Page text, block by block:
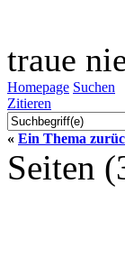
traue
Homepage Suchen
Zitieren
« Ein Thema
Seiten